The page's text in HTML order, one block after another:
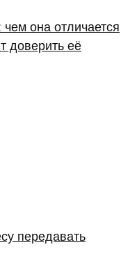
она отличается
доверить её
передавать